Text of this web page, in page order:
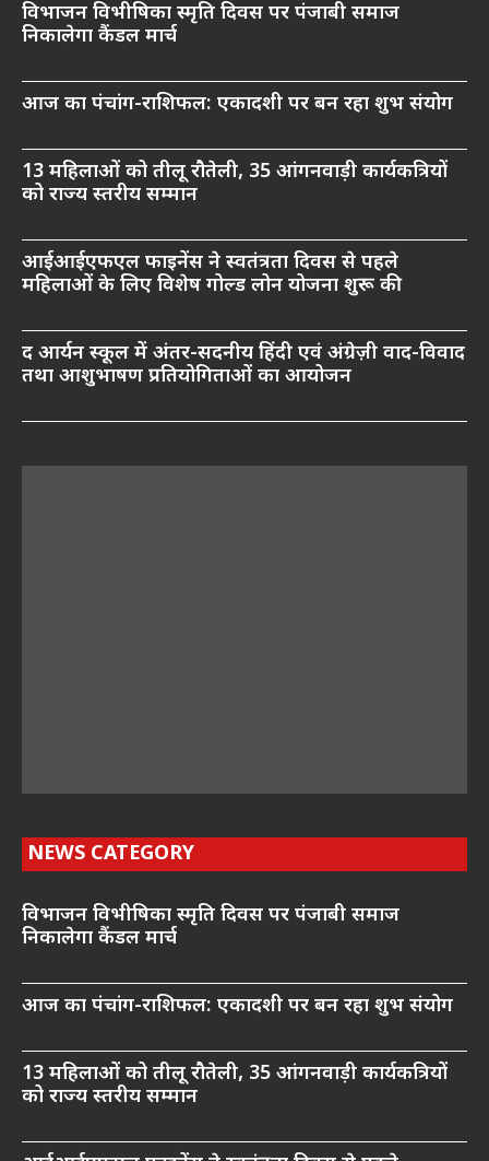
विभाजन विभीषिका स्मृति दिवस पर पंजाबी समाज
निकालेगा कैंडल मार्च
आज का पंचांग-राशिफल: एकादशी पर बन रहा शुभ संयोग
13 महिलाओं को तीलू रौतेली, 35 आंगनवाड़ी कार्यकत्रियों
को राज्य स्तरीय सम्मान
आईआईएफएल फाइनेंस ने स्वतंत्रता दिवस से पहले
महिलाओं के लिए विशेष गोल्ड लोन योजना शुरू की
द आर्यन स्कूल में अंतर-सदनीय हिंदी एवं अंग्रेज़ी वाद-विवाद
तथा आशुभाषण प्रतियोगिताओं का आयोजन
NEWS CATEGORY
विभाजन विभीषिका स्मृति दिवस पर पंजाबी समाज
निकालेगा कैंडल मार्च
आज का पंचांग-राशिफल: एकादशी पर बन रहा शुभ संयोग
13 महिलाओं को तीलू रौतेली, 35 आंगनवाड़ी कार्यकत्रियों
को राज्य स्तरीय सम्मान